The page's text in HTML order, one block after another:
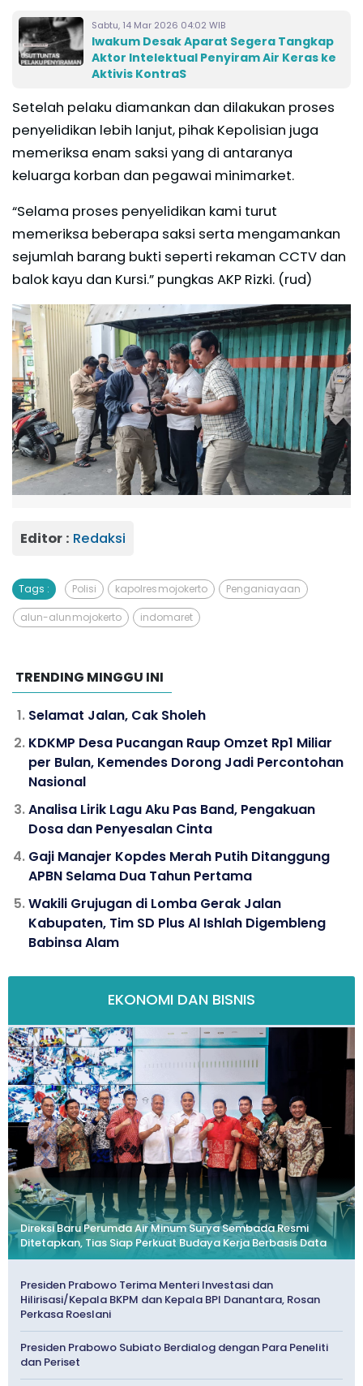
Sabtu, 14 Mar 2026 04:02 WIB
Iwakum Desak Aparat Segera Tangkap
Aktor Intelektual Penyiram Air Keras ke
Aktivis KontraS
Setelah pelaku diamankan dan dilakukan proses
penyelidikan lebih lanjut, pihak Kepolisian juga
memeriksa enam saksi yang di antaranya
keluarga korban dan pegawai minimarket.
“Selama proses penyelidikan kami turut
memeriksa beberapa saksi serta mengamankan
sejumlah barang bukti seperti rekaman CCTV dan
balok kayu dan Kursi.” pungkas AKP Rizki. (rud)
Editor : Redaksi
Tags : Polisi kapolres mojokerto Penganiayaan
alun-alun mojokerto indomaret
TRENDING MINGGU INI
Selamat Jalan, Cak Sholeh
KDKMP Desa Pucangan Raup Omzet Rp1 Miliar
per Bulan, Kemendes Dorong Jadi Percontohan
Nasional
Analisa Lirik Lagu Aku Pas Band, Pengakuan
Dosa dan Penyesalan Cinta
Gaji Manajer Kopdes Merah Putih Ditanggung
APBN Selama Dua Tahun Pertama
Wakili Grujugan di Lomba Gerak Jalan
Kabupaten, Tim SD Plus Al Ishlah Digembleng
Babinsa Alam
EKONOMI DAN BISNIS
Direksi Baru Perumda Air Minum Surya Sembada Resmi
Ditetapkan, Tias Siap Perkuat Budaya Kerja Berbasis Data
Presiden Prabowo Terima Menteri Investasi dan
Hilirisasi/Kepala BKPM dan Kepala BPI Danantara, Rosan
Perkasa Roeslani
Presiden Prabowo Subiato Berdialog dengan Para Peneliti
dan Periset